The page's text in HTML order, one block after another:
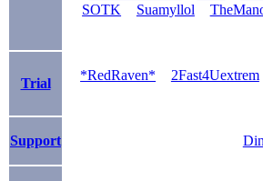
SOTK
Suamyllol
Trial
*RedRaven* 2Fast4Uextrem
Support